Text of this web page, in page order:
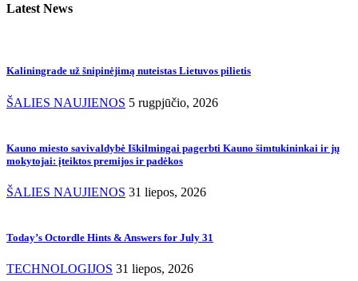
Latest News
Kaliningrade už šnipinėjimą nuteistas Lietuvos pilietis
ŠALIES NAUJIENOS 5 rugpjūčio, 2026
Kauno miesto savivaldybė Iškilmingai pagerbti Kauno šimtukininkai ir jų
mokytojai: įteiktos premijos ir padėkos
ŠALIES NAUJIENOS 31 liepos, 2026
Today’s Octordle Hints & Answers for July 31
TECHNOLOGIJOS 31 liepos, 2026